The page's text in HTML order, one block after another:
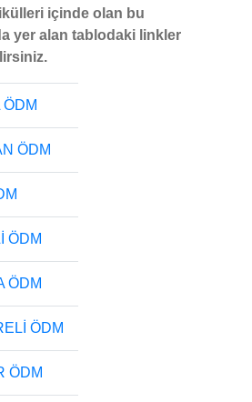
içinde olan bu
yer alan tablodaki linkler
ÖDM
ÖDM
ÖDM
ÖDM
ÖDM